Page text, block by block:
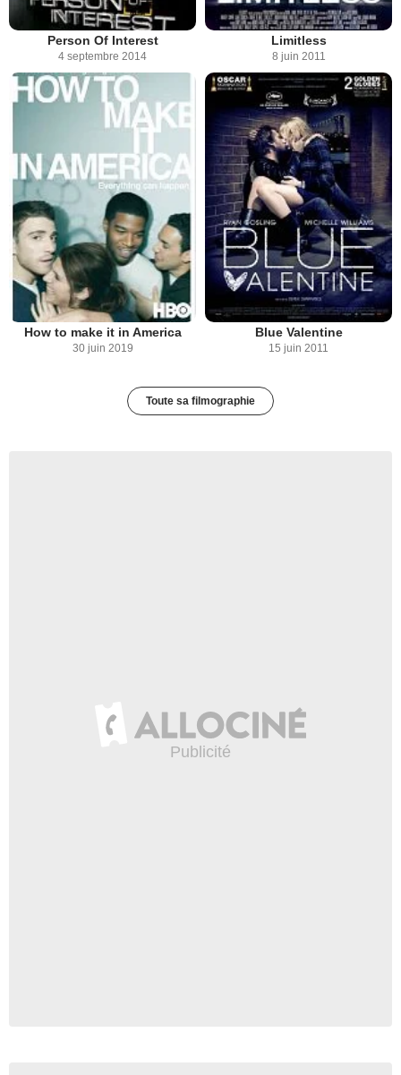
Person Of Interest
4 septembre 2014
Limitless
8 juin 2011
How to make it in America
30 juin 2019
Blue Valentine
15 juin 2011
Toute sa filmographie